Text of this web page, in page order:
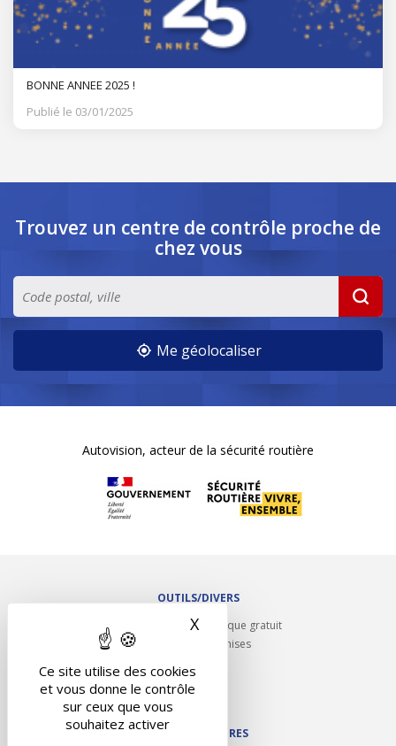
Ce site utilise des cookies
et vous donne le contrôle
sur ceux que vous
souhaitez activer
X Masquer le bandeau des
BONNE ANNEE 2025 !
Publié le 03/01/2025
Trouvez un centre de contrôle proche de
chez vous
Me géolocaliser
Autovision, acteur de la sécurité routière
OUTILS/DIVERS
Rappel contrôle technique gratuit
Partenariats/Remises
Contact
NOS PARTENAIRES